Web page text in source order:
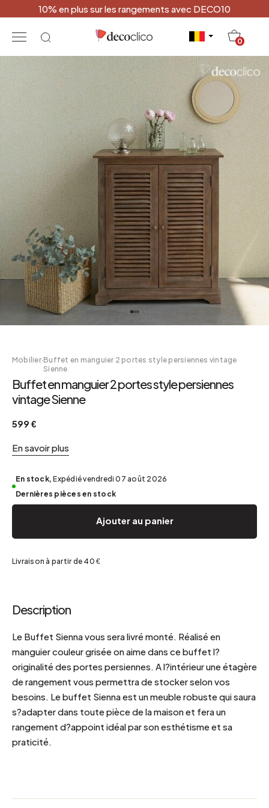
10% en plus sur les rangements avec DECO10
0
Mobilier·Buffet en manguier 2 portes style persiennes vintage
Sienne
Buffet en manguier 2 portes style persiennes
vintage Sienne
599 €
En savoir plus
En stock, Expédié vendredi 07 août 2026
Dernières pièces en stock
Ajouter au panier
Livraison à partir de 40 €
Description
Le Buffet Sienna vous sera livré monté. Réalisé en
manguier couleur grisée on aime dans ce buffet l?
originalité des portes persiennes. A l?intérieur une étagère
de rangement vous permettra de stocker selon vos
besoins. Le buffet Sienna est un meuble robuste qui saura
s?adapter dans toute pièce de la maison et fera un
rangement d?appoint idéal par son esthétisme et sa
praticité.